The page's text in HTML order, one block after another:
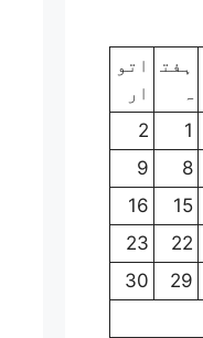
ہفت
ہ
اتو
ار
1
2
8
9
15
16
22
23
29
30